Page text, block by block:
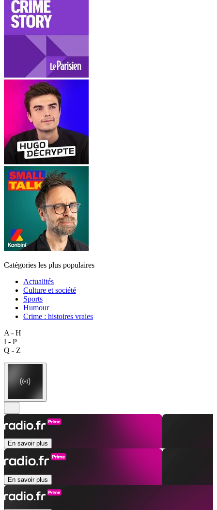
Catégories les plus populaires
Actualités
Culture et société
Sports
Humour
Crime : histoires vraies
A - H
I - P
Q - Z
En savoir plus
En savoir plus